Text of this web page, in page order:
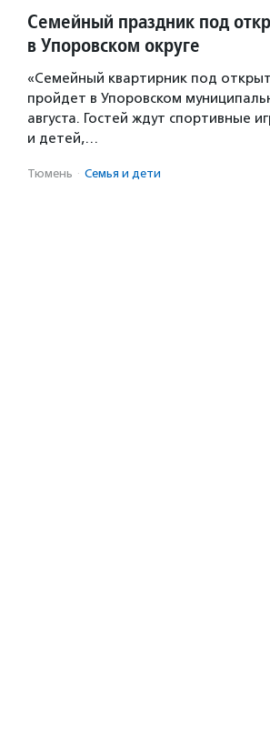
Семейный праздник под
в Упоровском округе
«Семейный квартирник под
пройдет в Упоровском
августа. Гостей ждут спортивные
и детей,…
Тюмень · Семья и дети